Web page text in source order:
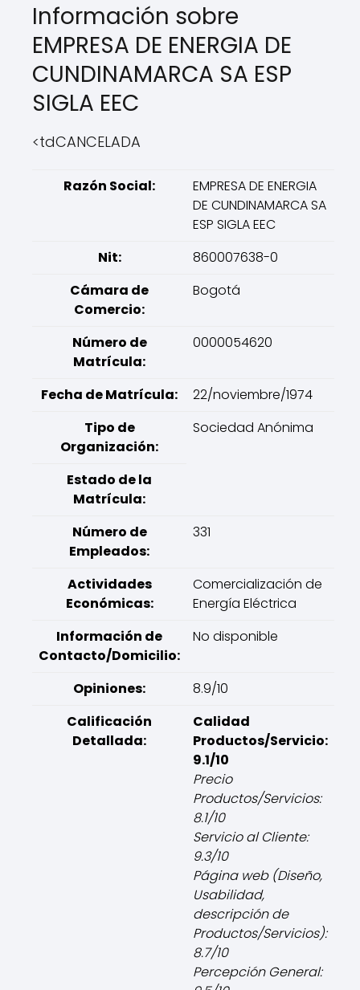
Información sobre
EMPRESA DE ENERGIA DE
CUNDINAMARCA SA ESP
SIGLA EEC
<tdCANCELADA
Razón Social:
EMPRESA DE ENERGIA
DE CUNDINAMARCA SA
ESP SIGLA EEC
Nit:
860007638-0
Cámara de
Comercio:
Bogotá
Número de
Matrícula:
0000054620
Fecha de Matrícula:
22/noviembre/1974
Tipo de
Organización:
Sociedad Anónima
Estado de la
Matrícula:
Número de
Empleados:
331
Actividades
Económicas:
Comercialización de
Energía Eléctrica
Información de
Contacto/Domicilio:
No disponible
Opiniones:
8.9/10
Calificación
Detallada:
Calidad
Productos/Servicio:
9.1/10
Precio
Productos/Servicios:
8.1/10
Servicio al Cliente:
9.3/10
Página web (Diseño,
Usabilidad,
descripción de
Productos/Servicios):
8.7/10
Percepción General: